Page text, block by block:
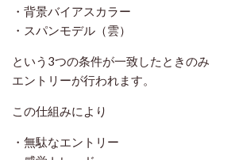
・背景バイアスカラー
・スパンモデル（雲）
という3つの条件が一致したときのみ
エントリーが行われます。
この仕組みにより
・無駄なエントリー